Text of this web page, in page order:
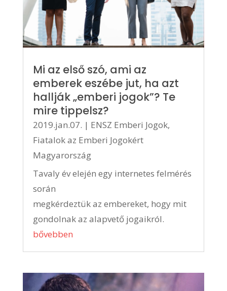
Mi az első szó, ami az
emberek eszébe jut, ha azt
hallják „emberi jogok”? Te
mire tippelsz?
2019.jan.07. | ENSZ Emberi Jogok,
Fiatalok az Emberi Jogokért
Magyarország
Tavaly év elején egy internetes felmérés
során
megkérdeztük az embereket, hogy mit
gondolnak az alapvető jogaikról.
bővebben